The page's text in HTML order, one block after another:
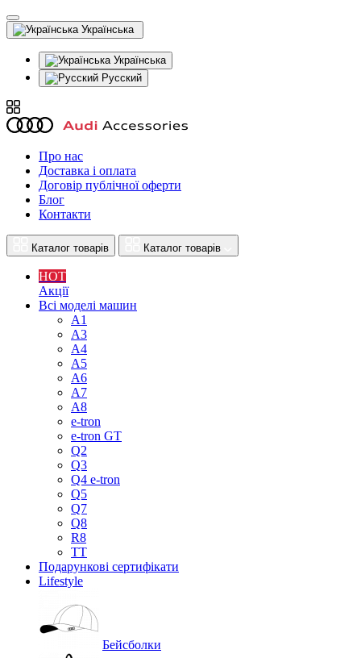
Українська
Українська
Русский
Про нас
Доставка і оплата
Договір публічної оферти
Блог
Контакти
Каталог товарів Каталог товарів
HOT
Акції
Всі моделі машин
A1
A3
A4
A5
A6
A7
A8
e-tron
e-tron GT
Q2
Q3
Q4 e-tron
Q5
Q7
Q8
R8
TT
Подарункові сертифікати
Lifestyle
Бейсболки